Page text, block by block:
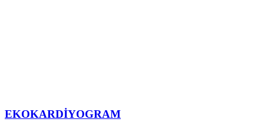
EKOKARDİYOGRAM